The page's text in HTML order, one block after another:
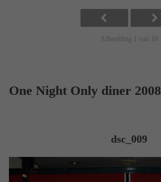
Afbeelding 1 van 10
One Night Only diner 2008
dsc_009